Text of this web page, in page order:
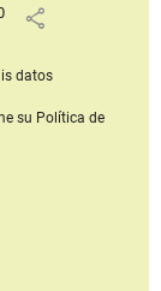
share
datos
su Política de